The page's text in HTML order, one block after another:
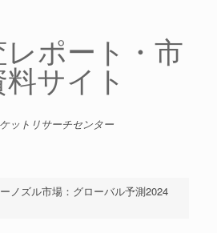
ポート・市
サイト
ットリサーチセンター
ノズル市場：グローバル予測2024